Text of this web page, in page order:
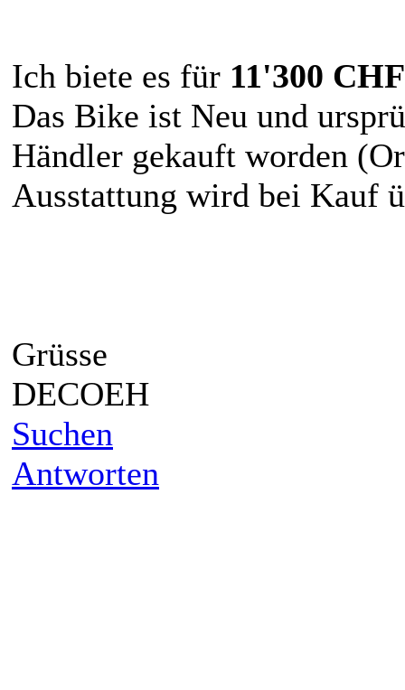
Ich biete es für 11'300 CHF
Das Bike ist Neu und
Händler gekauft worden
Ausstattung wird bei Kauf
Grüsse
DECOEH
Suchen
Antworten